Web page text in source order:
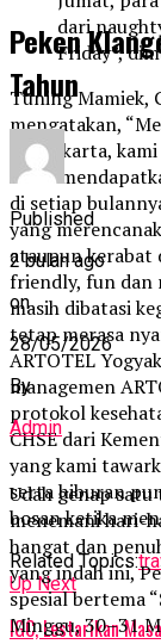
dari
Friday”,
Tuning Mamiek,
mengatakan,
Yogyakarta,
tamu
di setiap
yang
ataupun kerabat
friendly, fun dan
masih dibatasi
tetap merasa
ARTOTEL
managemen
protokol
CHSE dari
yang kami
serta hiburan
bosan ketika
Related Topics:
Up Next
IGC, Lestarikan
Peken
Tahun
Published
2 bulan ago
on
28/05/2026
By
Admin
Udah genap
menemani hari-
hangat dan
yang indah ini,
spesial bertema
Minggu, 30–31